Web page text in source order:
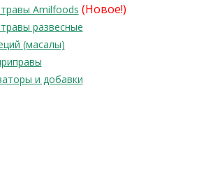
Amilfoods (Новое!)
развесные
(масалы)
и добавки